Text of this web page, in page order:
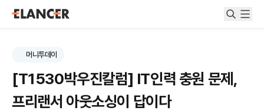
머니투데이
[T1530박우진칼럼] IT인력 충원 문제,
프리랜서 아웃소싱이 답이다